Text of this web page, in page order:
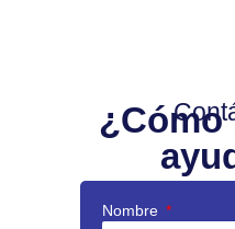
¿Cómo
Nombre